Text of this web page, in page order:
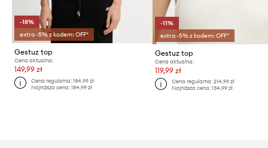
-18%
extra -5% z kodem: OFF*
Gestuz top
Cena aktualna:
149,99 zł
Cena regularna:184,99 zł
Najniższa cena:184,99 zł
-11%
extra -5% z kodem: OFF*
Gestuz top
Cena aktualna:
119,99 zł
Cena regularna: 214,99 zł
Najniższa cena: 134,99 zł